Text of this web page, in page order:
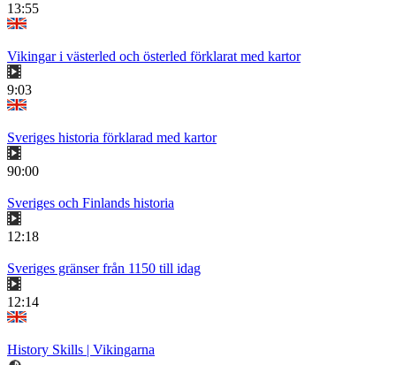
13:55
Vikingar i västerled och österled förklarat med kartor
9:03
Sveriges historia förklarad med kartor
90:00
Sveriges och Finlands historia
12:18
Sveriges gränser från 1150 till idag
12:14
History Skills | Vikingarna